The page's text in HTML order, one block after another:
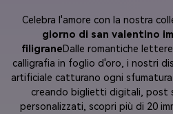
Celebra l'amore con la nostra
giorno di san valentino
filigraneDalle romantiche
calligrafia in foglio d'oro, i nostri
artificiale catturano ogni
creando biglietti digitali, post
personalizzati, scopri più di 20